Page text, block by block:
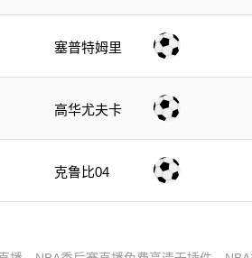
塞普特姆里
高华尤夫卡
克鲁比04